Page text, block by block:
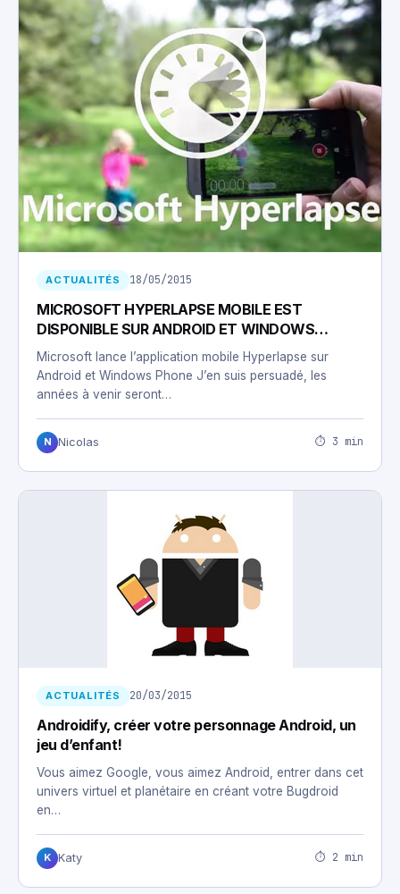
ACTUALITÉS 18/05/2015
MICROSOFT HYPERLAPSE MOBILE EST
DISPONIBLE SUR ANDROID ET WINDOWS
PHONE
Microsoft lance l’application mobile Hyperlapse sur
Android et Windows Phone J’en suis persuadé, les
années à venir seront…
N Nicolas ⏱ 3 min
ACTUALITÉS 20/03/2015
Androidify, créer votre personnage Android, un
jeu d’enfant!
Vous aimez Google, vous aimez Android, entrer dans cet
univers virtuel et planétaire en créant votre Bugdroid
en…
K Katy ⏱ 2 min